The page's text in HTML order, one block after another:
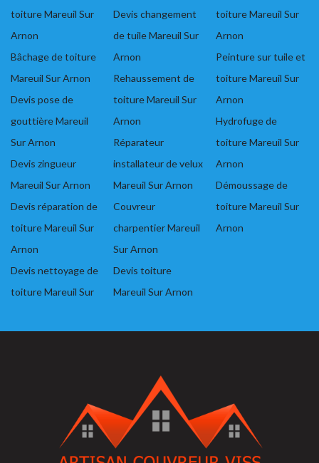
toiture Mareuil Sur
Arnon
Bâchage de toiture
Mareuil Sur Arnon
Devis pose de
gouttière Mareuil
Sur Arnon
Devis zingueur
Mareuil Sur Arnon
Devis réparation de
toiture Mareuil Sur
Arnon
Devis nettoyage de
toiture Mareuil Sur
Devis changement
de tuile Mareuil Sur
Arnon
Rehaussement de
toiture Mareuil Sur
Arnon
Réparateur
installateur de velux
Mareuil Sur Arnon
Couvreur
charpentier Mareuil
Sur Arnon
Devis toiture
Mareuil Sur Arnon
toiture Mareuil Sur
Arnon
Peinture sur tuile et
toiture Mareuil Sur
Arnon
Hydrofuge de
toiture Mareuil Sur
Arnon
Démoussage de
toiture Mareuil Sur
Arnon